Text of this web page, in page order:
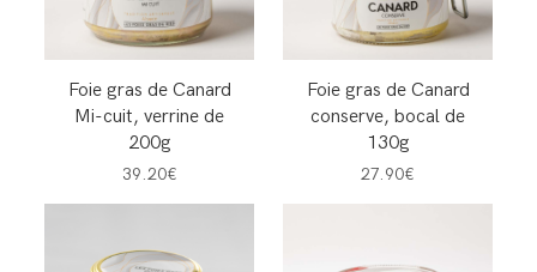
Foie gras de Canard
Mi-cuit, verrine de
200g
39.20€
Foie gras de Canard
conserve, bocal de
130g
27.90€